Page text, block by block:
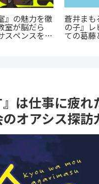
人が超人
山岳超人マツ
らすじ紹介：
満ちた山岳殺
「花言
生ファン
贈るキ
』は仕事に疲
オアシス探訪